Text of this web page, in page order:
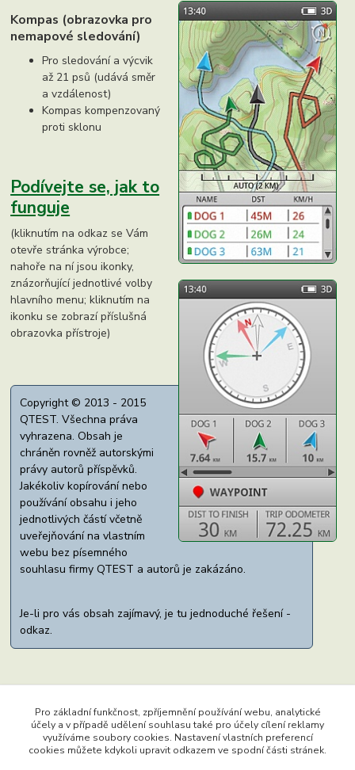
Kompas (obrazovka pro
nemapové sledování)
Pro sledování a výcvik
až 21 psů (udává směr
a vzdálenost)
Kompas kompenzovaný
proti sklonu
Podívejte se, jak to
funguje
(kliknutím na odkaz se Vám
otevře stránka výrobce;
nahoře na ní jsou ikonky,
znázorňující jednotlivé volby
hlavního menu; kliknutím na
ikonku se zobrazí příslušná
obrazovka přístroje)
Copyright © 2013 - 2015
QTEST. Všechna práva
vyhrazena. Obsah je
chráněn rovněž autorskými
právy autorů příspěvků.
Jakékoliv kopírování nebo
používání obsahu i jeho
jednotlivých částí včetně
uveřejňování na vlastním
webu bez písemného
souhlasu firmy QTEST a autorů je zakázáno.
Je-li pro vás obsah zajímavý, je tu jednoduché řešení -
odkaz.
Copyright © 2015 - 2022 Ing. Miloš Hušek - QTEST. Všechna
Pro základní funkčnost, zpříjemnění používání webu, analytické
účely a v případě udělení souhlasu také pro účely cílení reklamy
využíváme soubory cookies. Nastavení vlastních preferencí
cookies můžete kdykoli upravit odkazem ve spodní části stránek.